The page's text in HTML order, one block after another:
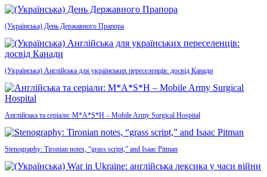
(Українська) День Державного Прапора
(Українська) Англійська для українських переселенців: досвід Канади
Англійська та серіали: M*A*S*H – Mobile Army Surgical Hospital
Stenography: Tironian notes, “grass script,” and Isaac Pitman